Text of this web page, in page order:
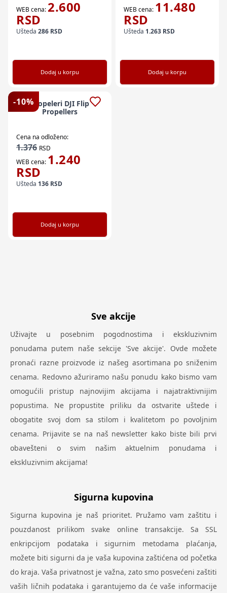
WEB cena: 2.600
RSD
Ušteda 286 RSD
Dodaj u korpu
WEB cena: 11.480
RSD
Ušteda 1.263 RSD
Dodaj u korpu
-10%Propeleri DJI Flip
Propellers
Cena na odloženo:
1.376 RSD
WEB cena: 1.240
RSD
Ušteda 136 RSD
Dodaj u korpu
Sve akcije
Uživajte u posebnim pogodnostima i ekskluzivnim
ponudama putem naše sekcije 'Sve akcije'. Ovde možete
pronaći razne proizvode iz našeg asortimana po sniženim
cenama. Redovno ažuriramo našu ponudu kako bismo vam
omogućili pristup najnovijim akcijama i najatraktivnijim
popustima. Ne propustite priliku da ostvarite uštede i
obogatite svoj dom sa stilom i kvalitetom po povoljnim
cenama. Prijavite se na naš newsletter kako biste bili prvi
obavešteni o svim našim aktuelnim ponudama i
ekskluzivnim akcijama!
Sigurna kupovina
Sigurna kupovina je naš prioritet. Pružamo vam zaštitu i
pouzdanost prilikom svake online transakcije. Sa SSL
enkripcijom podataka i sigurnim metodama plaćanja,
možete biti sigurni da je vaša kupovina zaštićena od početka
do kraja. Vaša privatnost je važna, zato smo posvećeni zaštiti
vaših ličnih podataka i garantujemo da će vaše informacije